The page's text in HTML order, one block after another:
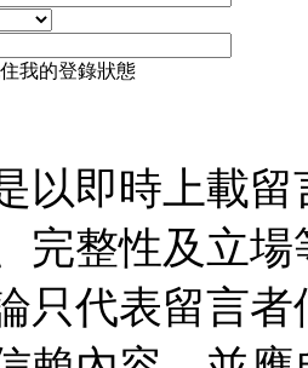
我的登錄狀態
以即時上載
完整性及立
只代表留言